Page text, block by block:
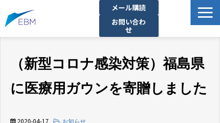
メール購読
お問い合わ
せ
製品・サービス一覧
プロジェクト・実績
（新型コロナ感染対策）福島県
に医療用ガウンを寄贈しました
2020-04-17 お知らせ